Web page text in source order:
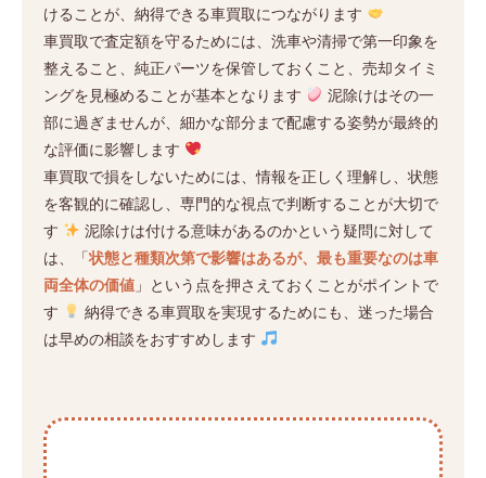
けることが、納得できる車買取につながります
車買取で査定額を守るためには、洗車や清掃で第一印象を
整えること、純正パーツを保管しておくこと、売却タイミ
ングを見極めることが基本となります
泥除けはその一
部に過ぎませんが、細かな部分まで配慮する姿勢が最終的
な評価に影響します
車買取で損をしないためには、情報を正しく理解し、状態
を客観的に確認し、専門的な視点で判断することが大切で
す
泥除けは付ける意味があるのかという疑問に対して
は、「状態と種類次第で影響はあるが、最も重要なのは車
両全体の価値 」という点を押さえておくことがポイントで
す
納得できる車買取を実現するためにも、迷った場合
は早めの相談をおすすめします